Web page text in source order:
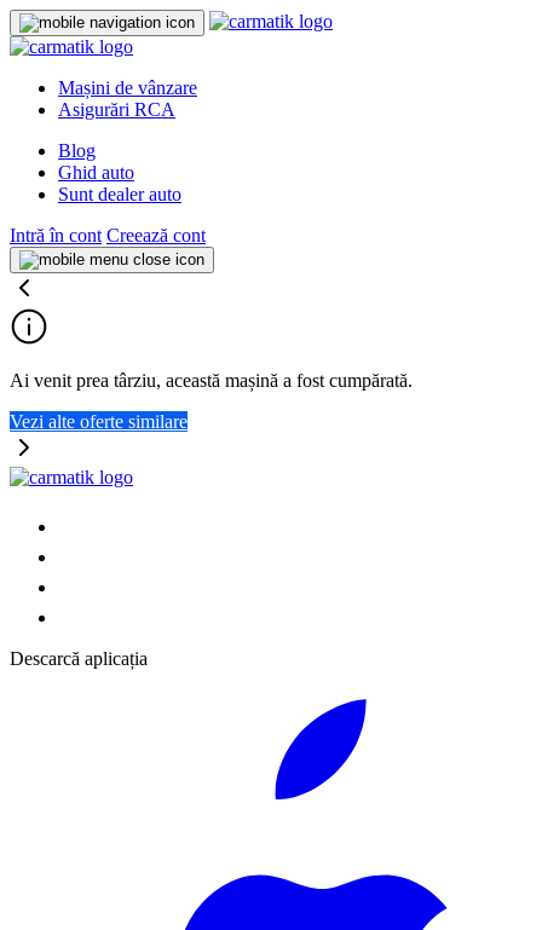
Mașini de vânzare
Asigurări RCA
Blog
Ghid auto
Sunt dealer auto
Intră în cont Creează cont
Ai venit prea târziu, această mașină a fost cumpărată.
Vezi alte oferte similare
Descarcă aplicația